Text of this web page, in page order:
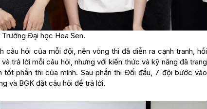
Đại học Hoa Sen.
câu hỏi của mỗi đội, nên vòng thi đã diễn ra cạnh tranh, hồi
trả lời mỗi câu hỏi, nhưng với kiến thức và kỹ năng đã trang
phần thi của mình. Sau phần thi Đối đầu, 7 đội bước vào
và BGK đặt câu hỏi để trả lời.